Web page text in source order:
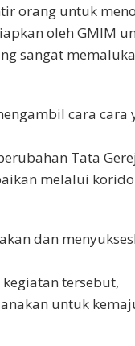
orang untuk
oleh GMIM
sangat
cara cara
Tata
melalui
dan
tersebut,
untuk